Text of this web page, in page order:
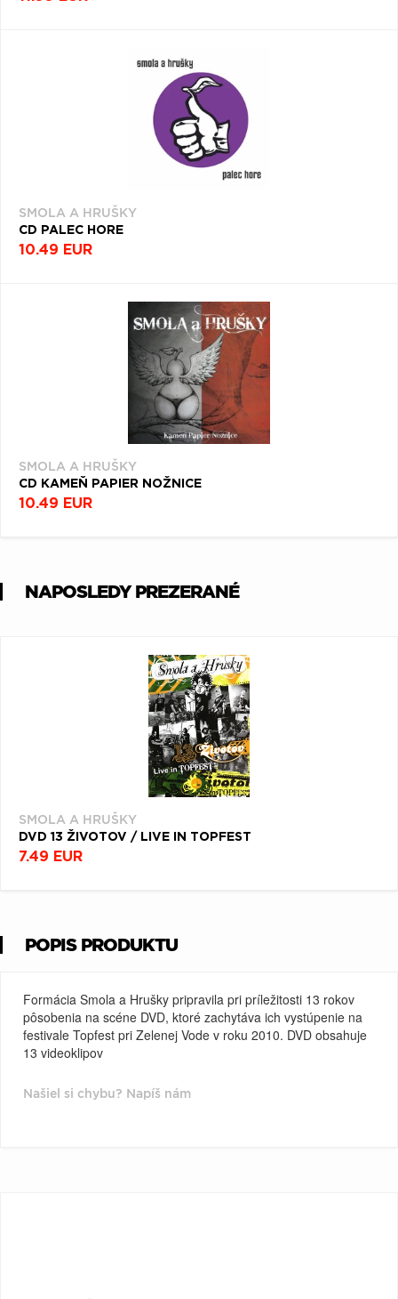
SMOLA A HRUŠKY
CD PALEC HORE
10.49 EUR
SMOLA A HRUŠKY
CD KAMEŇ PAPIER NOŽNICE
10.49 EUR
NAPOSLEDY PREZERANÉ
SMOLA A HRUŠKY
DVD 13 ŽIVOTOV / LIVE IN TOPFEST
7.49 EUR
POPIS PRODUKTU
Formácia Smola a Hrušky pripravila pri príležitosti 13 rokov
pôsobenia na scéne DVD, ktoré zachytáva ich vystúpenie na
festivale Topfest pri Zelenej Vode v roku 2010. DVD obsahuje
13 videoklipov
Našiel si chybu? Napíš nám